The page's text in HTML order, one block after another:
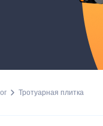
Тротуарная плитка